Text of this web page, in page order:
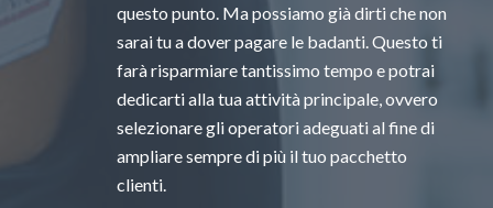
questo punto. Ma possiamo già dirti che non
sarai tu a dover pagare le badanti. Questo ti
farà risparmiare tantissimo tempo e potrai
dedicarti alla tua attività principale, ovvero
selezionare gli operatori adeguati al fine di
ampliare sempre di più il tuo pacchetto
clienti.